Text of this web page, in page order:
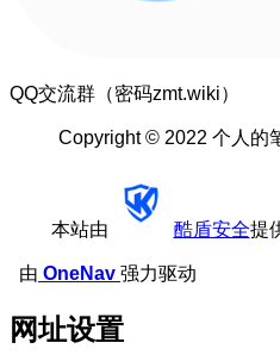
QQ交流群（密码zmt.wiki）
Copyright © 2022 个人的
本站由 酷盾安全提
由 OneNav 强力驱动
网址设置